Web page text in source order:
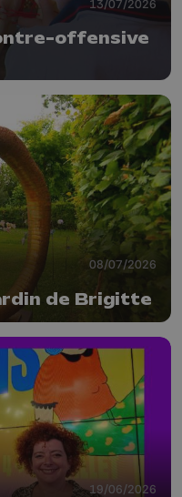
13/07/2026
offensive
08/07/2026
de Brigitte
19/06/2026